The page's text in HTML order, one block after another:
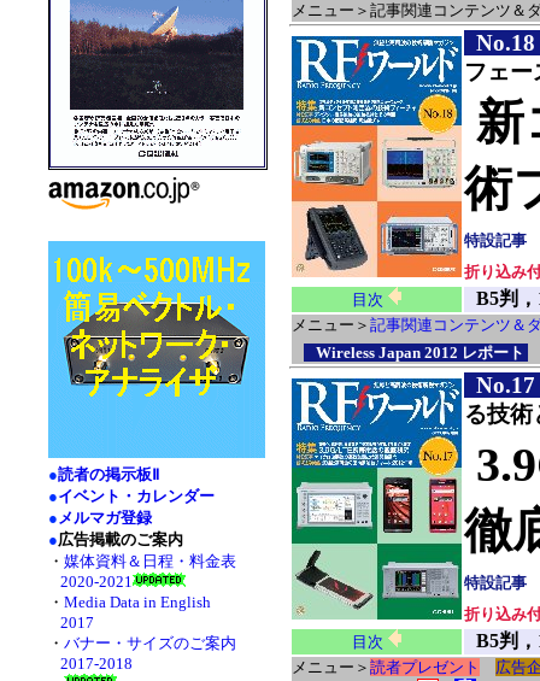
●読者の掲示板Ⅱ
●イベント・カレンダー
●メルマガ登録
●広告掲載のご案内
・ 媒体資料＆日程・料金表
2020-2021
・ Media Data in English
2017
・ バナー・サイズのご案内
2017-2018
メニュー＞ 記事関連コンテンツ＆
No.18
フェー
新
術
特設記事
折り込み
目次
B5判
メニュー＞ 記事関連コンテンツ＆
Wireless Japan 2012 レポート
No.17
る技術
徹
特設記事
折り込み
目次
B5判
メニュー＞ 読者プレゼント
広告